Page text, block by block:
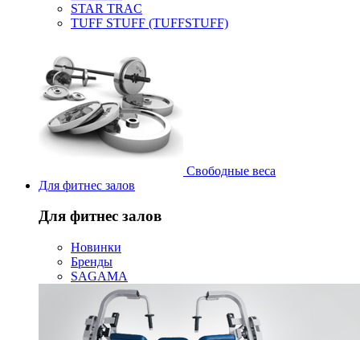
STAR TRAC
TUFF STUFF (TUFFSTUFF)
Свободные веса
Для фитнес залов
Для фитнес залов
Новинки
Бренды
SAGAMA